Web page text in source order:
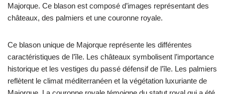
Majorque. Ce blason est composé d’images représentant des
châteaux, des palmiers et une couronne royale.
Ce blason unique de Majorque représente les différentes
caractéristiques de l’île. Les châteaux symbolisent l’importance
historique et les vestiges du passé défensif de l’île. Les palmiers
reflètent le climat méditerranéen et la végétation luxuriante de